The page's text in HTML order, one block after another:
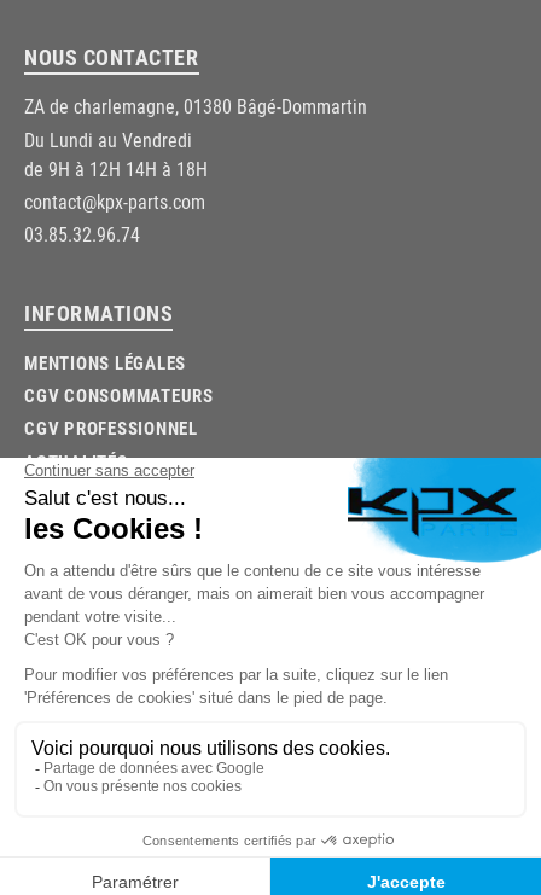
03.85.32.96.74
© 2026 -KPX PARTS- SITE CRÉÉ PARLET'S CLIC
NOUS CONTACTER
ZA de charlemagne, 01380 Bâgé-Dommartin
Du Lundi au Vendredi
de 9H à 12H 14H à 18H
contact@kpx-parts.com
03.85.32.96.74
INFORMATIONS
MENTIONS LÉGALES
CGV CONSOMMATEURS
CGV PROFESSIONNEL
ACTUALITÉS
TROUVEZ LA BONNE PIÈCE RAPIDEMENT
03.85.32.96.74